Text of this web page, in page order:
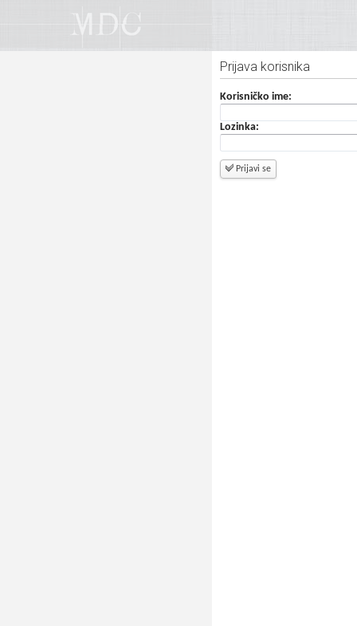
Prijava korisnika
Korisničko ime:
Lozinka:
Prijavi se